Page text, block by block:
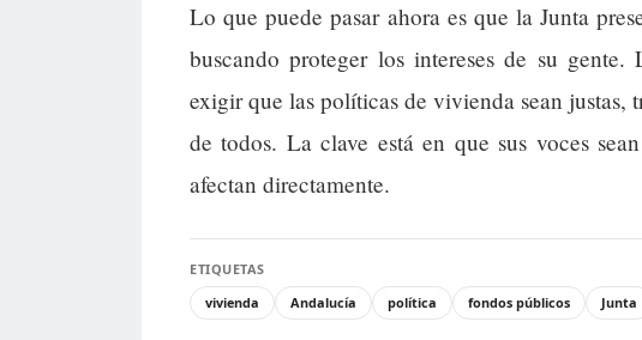
Lo que puede pasar ahora es que la Junta
buscando proteger los intereses de su
exigir que las políticas de vivienda sean justas,
de todos. La clave está en que sus voces
afectan directamente.
ETIQUETAS
vivienda
Andalucía política fondos públicos Junta